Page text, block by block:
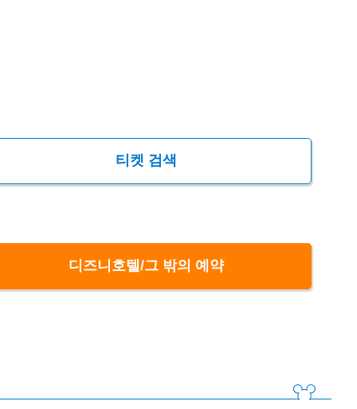
티켓 검색
디즈니호텔/그 밖의 예약